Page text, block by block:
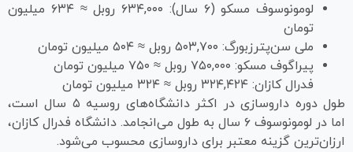
لومونوسوف مسکو (۶ سال): ۶۳۴,۰۰۰ روبل ≈ ۶۳۴ میلیون
تومان
ملی سن‌پترزبورگ: ۵۰۳,۷۰۰ روبل ≈ ۵۰۴ میلیون تومان
پیراگوف مسکو: ۷۵۰,۰۰۰ روبل ≈ ۷۵۰ میلیون تومان
فدرال کازان: ۳۲۴,۴۲۴ روبل ≈ ۳۲۴ میلیون تومان
طول دوره داروسازی در اکثر دانشگاه‌های روسیه ۵ سال است،
اما در لومونوسوف ۶ سال به طول می‌انجامد. دانشگاه فدرال کازان،
ارزان‌ترین گزینه معتبر برای داروسازی محسوب می‌شود.